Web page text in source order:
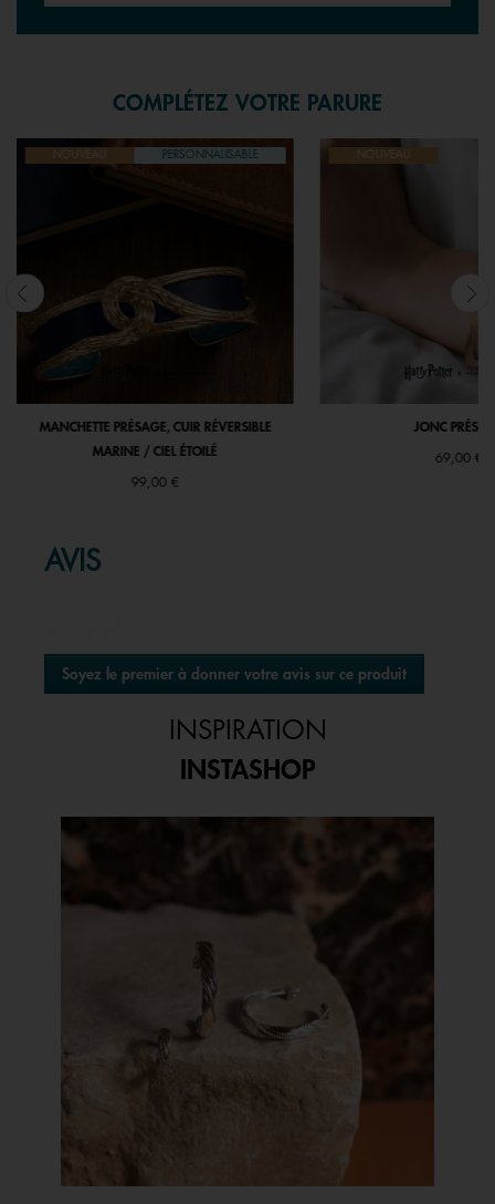
COMPLÉTEZ VOTRE PARURE
NOUVEAU PERSONNALISABLE
MANCHETTE PRÉSAGE, CUIR RÉVERSIBLE
MARINE / CIEL ÉTOILÉ
99,00 €
NOUVEAU
JONC
69,00 €
AVIS
Aucune
valeur
de
Soyez le premier à donner votre avis sur ce produit
.
de
INSPIRATION
INSTASHOP
Media Carousel
Carousel with product photos. Use the previous and next buttons to